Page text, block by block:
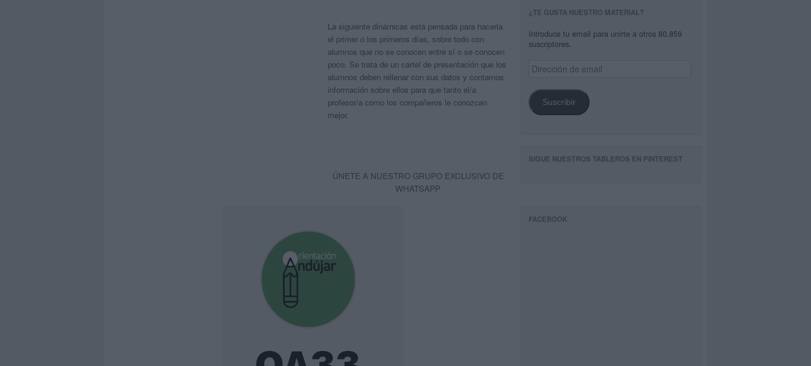
La siguiente dinámicas está pensada para hacerla
el primer o los primeros días, sobre todo con
alumnos que no se conocen entre sí o se conocen
poco. Se trata de un cartel de presentación que los
alumnos deben rellenar con sus datos y contarnos
información sobre ellos para que tanto el/a
profesor/a como los compañeros le conozcan
mejor.
ÚNETE A NUESTRO GRUPO EXCLUSIVO DE
WHATSAPP
¿TE GUSTA NUESTRO MATERIAL?
Introduce tu email para unirte a otros 80.859
suscriptores.
Dirección
de
Suscribir
SIGUE NUESTROS TABLEROS EN PINTEREST
FACEBOOK